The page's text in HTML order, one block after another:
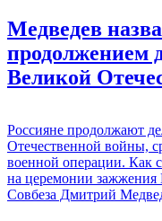
Медведев
продолжением
Великой
Россияне продолжают
Отечественной войны,
военной операции. Как
на церемонии зажжения
Совбеза Дмитрий